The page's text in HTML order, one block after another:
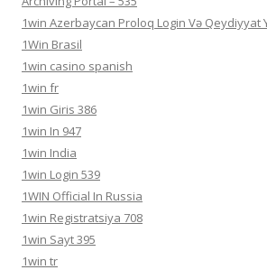
1win Azerbaycan Proloq Login Və Qeydiyyat
1Win Brasil
1win casino spanish
1win fr
1win Giris 386
1win In 947
1win India
1win Login 539
1WIN Official In Russia
1win Registratsiya 708
1win Sayt 395
1win tr